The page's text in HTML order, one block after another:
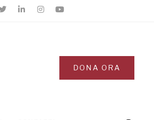
DONA ORA